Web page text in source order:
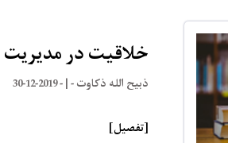
خلاقیت در مدیریت
ذبیح الله ذکاوت- | -
2019-12-30
[تفصیل]